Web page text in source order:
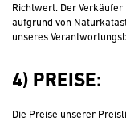
Richtwert. Der
aufgrund von
unseres
4) PREISE:
Die Preise unserer